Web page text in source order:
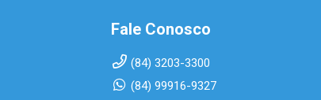
Fale Conosco
(84) 3203-3300
(84) 99916-9327